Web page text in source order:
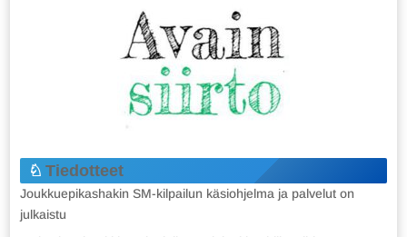
Tiedotteet
Joukkuepikashakin SM-kilpailun käsiohjelma ja palvelut on
julkaistu